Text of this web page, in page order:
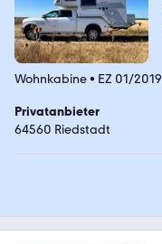
Wohnkabine• EZ 01/2019
Privatanbieter
64560 Riedstadt